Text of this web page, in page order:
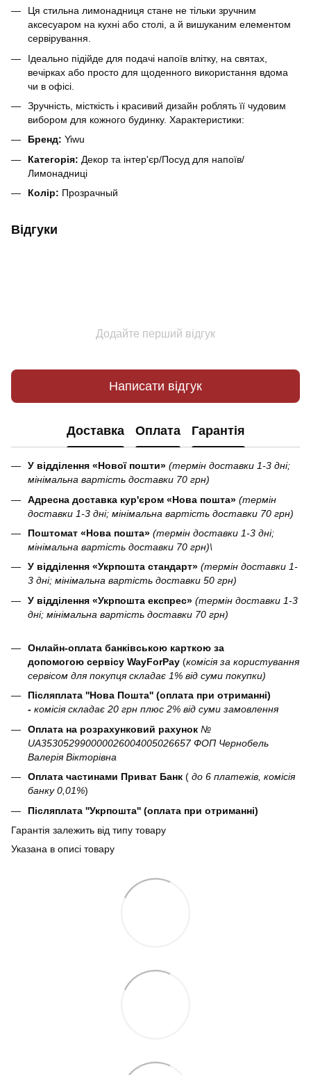
Ця стильна лимонадниця стане не тільки зручним
аксесуаром на кухні або столі, а й вишуканим елементом
сервірування.
Ідеально підійде для подачі напоїв влітку, на святах,
вечірках або просто для щоденного використання вдома
чи в офісі.
Зручність, місткість і красивий дизайн роблять її чудовим
вибором для кожного будинку. Характеристики:
Бренд: Yiwu
Категорія: Декор та інтер'єр/Посуд для напоїв/
Лимонадниці
Колір: Прозрачный
Відгуки
Додайте перший відгук
Написати відгук
Доставка Оплата Гарантія
У відділення «Нової пошти» (термін доставки 1-3 дні;
мінімальна вартість доставки 70 грн)
Адресна доставка кур'єром «Нова пошта» (термін
доставки 1-3 дні; мінімальна вартість доставки 70 грн)
Поштомат «Нова пошта» (термін доставки 1-3 дні;
мінімальна вартість доставки 70 грн)\
У відділення «Укрпошта стандарт» (термін доставки 1-
3 дні; мінімальна вартість доставки 50 грн)
У відділення «Укрпошта експрес» (термін доставки 1-3
дні; мінімальна вартість доставки 70 грн)
Онлайн-оплата банківською карткою за
допомогою сервісу WayForPay (комісія за користування
сервісом для покупця складає 1% від суми покупки)
Післяплата ''Нова Пошта'' (оплата при отриманні)
- комісія складає 20 грн плюс 2% від суми замовлення
Оплата на розрахунковий рахунок №
UA353052990000026004005026657 ФОП Чернобель
Валерія Вікторівна
Оплата частинами Приват Банк ( до 6 платежів, комісія
банку 0,01%)
Післяплата ''Укрпошта'' (оплата при отриманні)
Гарантія залежить від типу товару
Указана в описі товару